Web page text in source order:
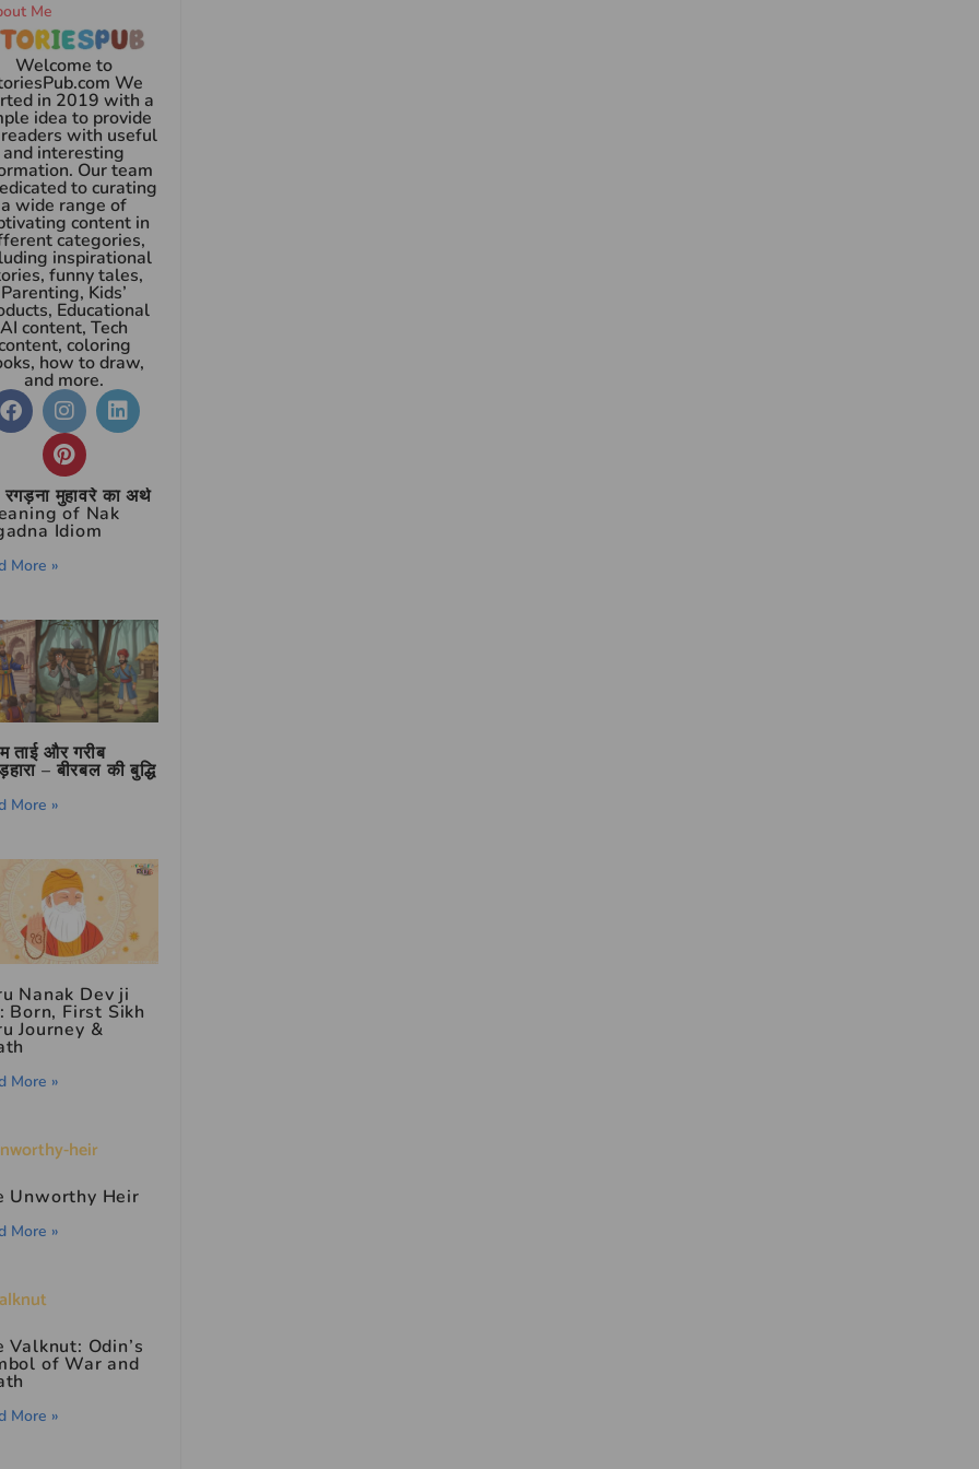
Me
Welcome to
We
in 2019 with a
idea to provide
with useful
and interesting
Our team
to curating
a wide range of
content in
categories,
inspirational
funny tales,
Parenting, Kids’
Educational
AI content, Tech
coloring
how to draw,
and more.
मुहावरे का अर्थ
of Nak
Idiom
More »
ताई और गरीब
– बीरबल की बुद्धि
More »
Nanak Dev ji
Born, First Sikh
Journey &
More »
Unworthy Heir
More »
Valknut: Odin’s
of War and
More »